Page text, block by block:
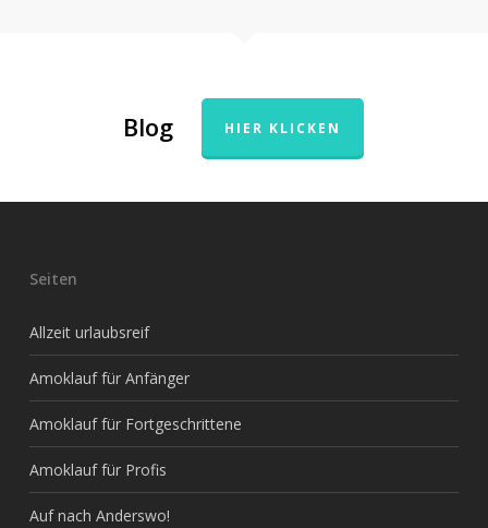
Blog HIER KLICKEN
Seiten
Allzeit urlaubsreif
Amoklauf für Anfänger
Amoklauf für Fortgeschrittene
Amoklauf für Profis
Auf nach Anderswo!